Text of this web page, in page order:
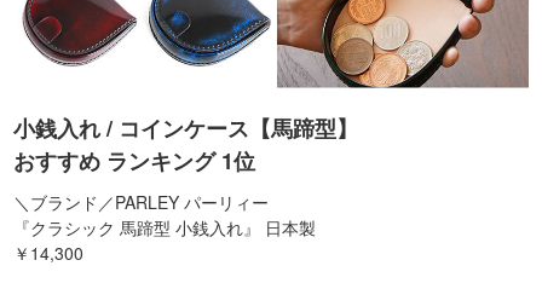
小銭入れ / コインケース【馬蹄型】
おすすめ ランキング 1位
＼ブランド／PARLEY パーリィー
『クラシック 馬蹄型 小銭入れ』 日本製
￥14,300